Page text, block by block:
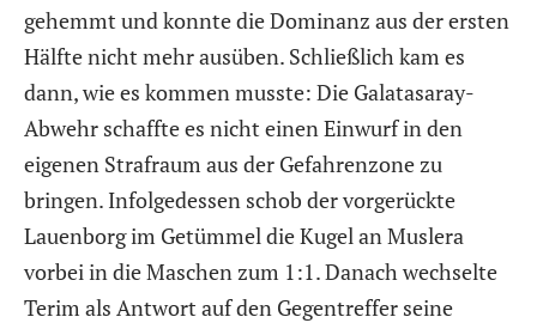
gehemmt und konnte die Dominanz aus der ersten
Hälfte nicht mehr ausüben. Schließlich kam es
dann, wie es kommen musste: Die Galatasaray-
Abwehr schaffte es nicht einen Einwurf in den
eigenen Strafraum aus der Gefahrenzone zu
bringen. Infolgedessen schob der vorgerückte
Lauenborg im Getümmel die Kugel an Muslera
vorbei in die Maschen zum 1:1. Danach wechselte
Terim als Antwort auf den Gegentreffer seine